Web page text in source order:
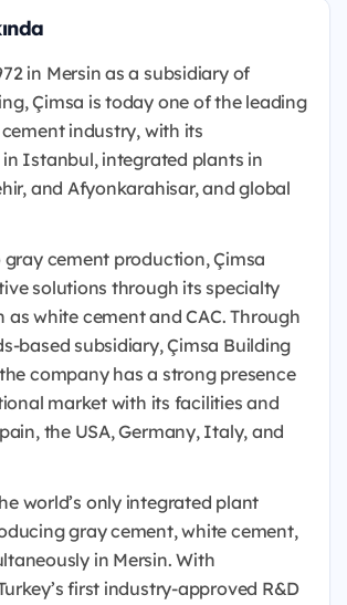
in Mersin as a subsidiary of
Çimsa is today one of the leading
industry, with its
Istanbul, integrated plants in
and Afyonkarahisar, and global
cement production, Çimsa
solutions through its specialty
as white cement and CAC. Through
based subsidiary, Çimsa Building
company has a strong presence
market with its facilities and
the USA, Germany, Italy, and
world’s only integrated plant
gray cement, white cement,
in Mersin. With
first industry-approved R&D